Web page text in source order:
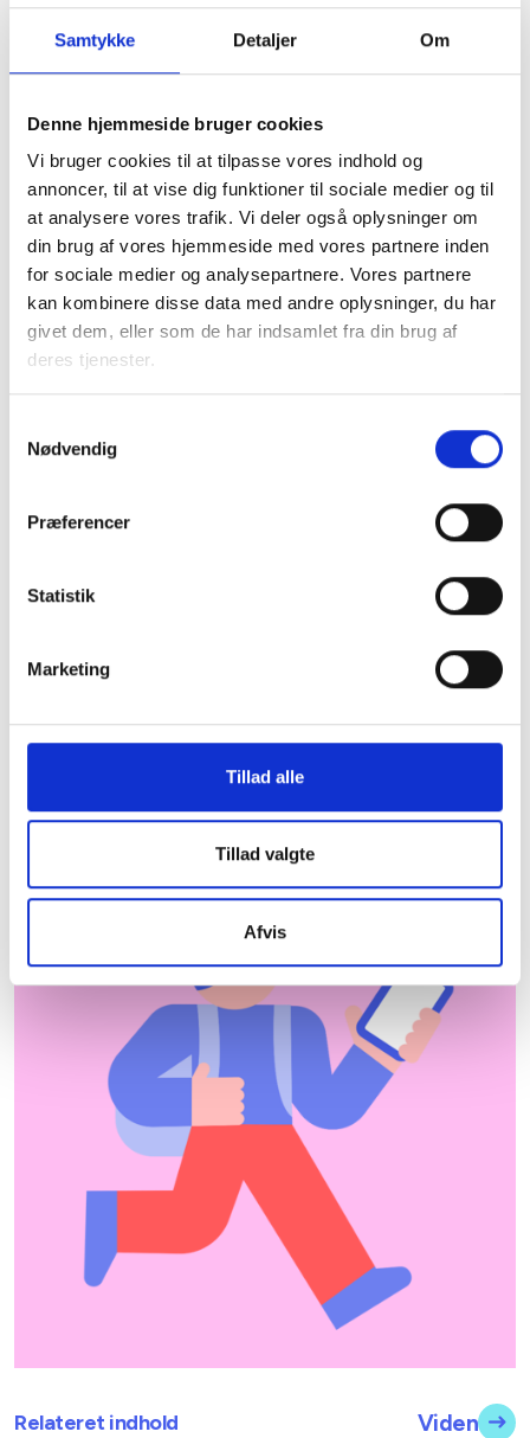
Samtykke Detaljer Om
Denne hjemmeside bruger cookies
Vi bruger cookies til at tilpasse vores indhold og
annoncer, til at vise dig funktioner til sociale medier og til
at analysere vores trafik. Vi deler også oplysninger om
din brug af vores hjemmeside med vores partnere inden
for sociale medier og analysepartnere. Vores partnere
kan kombinere disse data med andre oplysninger, du har
givet dem, eller som de har indsamlet fra din brug af
deres tjenester.
Nødvendig
Præferencer
Statistik
Marketing
Tillad alle
Tillad valgte
Afvis
I samarbejde med kommunen tager den almene sektor
socialt ansvar og løser en række opgaver, blandt andet
med boligsocial anvisning og aftaler om fleksibel udlejning
af de almene boliger.
Almene boliger drives uden profit, så ingen tjener på
huslejen. En del af beboernes husleje går til
Landsbyggefonden, som støtter fysiske og sociale
indsatser i almene boligområder. Dette sikrer, at by- og
Faktaark om almene boliger i
De almene boligorganisationer er centrale aktører
Herunder kan du downloade et faktaark med
nyttig information om almene boliger i Aarhus
Hvor kommer dataene
Relateret indhold Viden